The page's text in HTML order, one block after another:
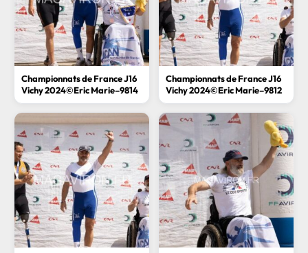
Championnats de France J16
Vichy 2024©Eric Marie–9814
Championnats de France J16
Vichy 2024©Eric Marie–9812